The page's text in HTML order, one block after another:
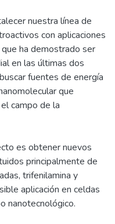
nuestra línea de
con aplicaciones
ha demostrado ser
en las últimas dos
fuentes de energía
que
campo de la
es obtener nuevos
principalmente de
trifenilamina y
aplicación en celdas
nanotecnológico.